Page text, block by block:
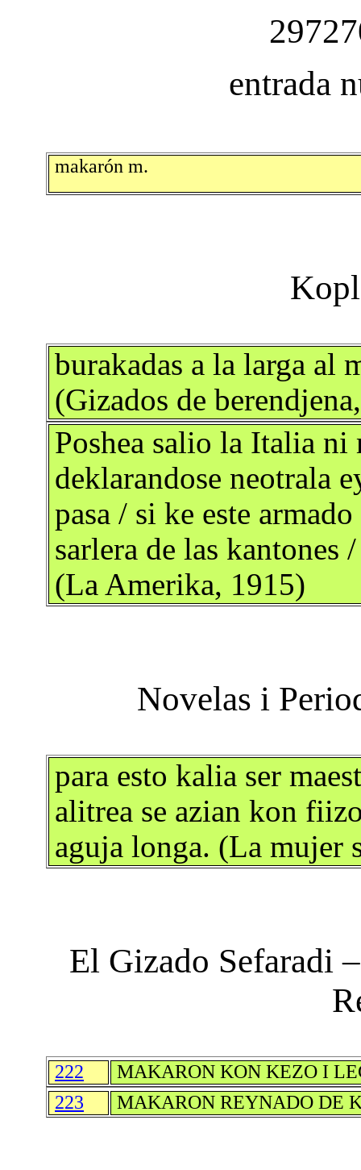
entrada
makarón m.
burakadas a la larga al
(Gizados de
Poshea salio la Italia ni
deklarandose neotrala
pasa / si ke este
sarlera de las kantones
(La Amerika, 1915)
para esto kalia ser
alitrea se azian kon
aguja longa. (La mujer
המטבח הספרדי – מתכונים El Gizado Sefaradi –
222
MAKARON KON KEZO I
223
MAKARON REYNADO DE